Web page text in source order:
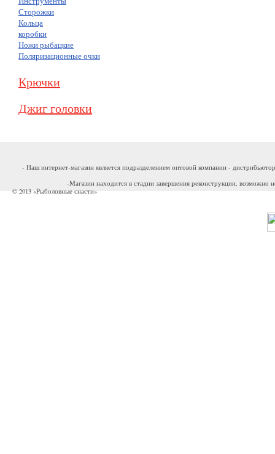
Сторожки
Кольца
коробки
Ножи рыбацкие
Поляризационные очки
Крючки
Джиг головки
- Наш интернет-магазин является подразделением оптовой компании -
-Магазин находится в стадии завершения реконструкции, возможно
© 2013 «Рыболовные снасти»